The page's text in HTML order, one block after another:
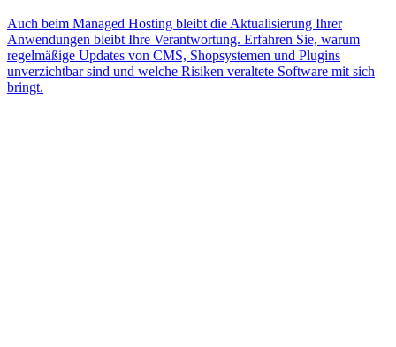
Auch beim Managed Hosting bleibt die Aktualisierung Ihrer
Anwendungen bleibt Ihre Verantwortung. Erfahren Sie, warum
regelmäßige Updates von CMS, Shopsystemen und Plugins
unverzichtbar sind und welche Risiken veraltete Software mit sich
bringt.